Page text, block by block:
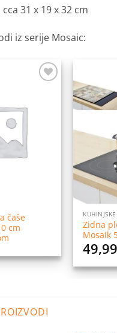
31 x 19 x 32 cm
iz serije Mosaic:
čaše
cm
Zidna
Mosaik
49,99